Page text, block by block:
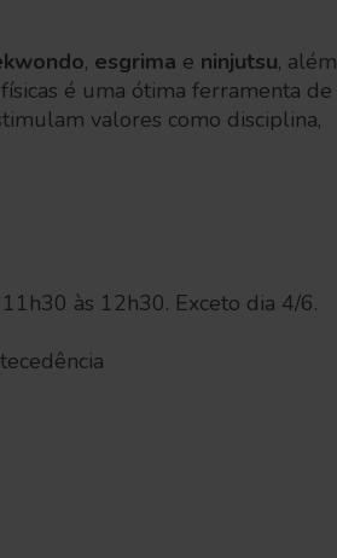
, esgrima e ninjutsu, além
é uma ótima ferramenta de
valores como disciplina,
às 12h30. Exceto dia 4/6.